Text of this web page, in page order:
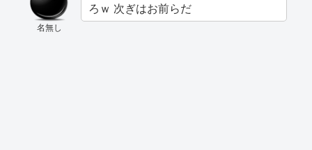
名無し
ろｗ 次ぎはお前らだ